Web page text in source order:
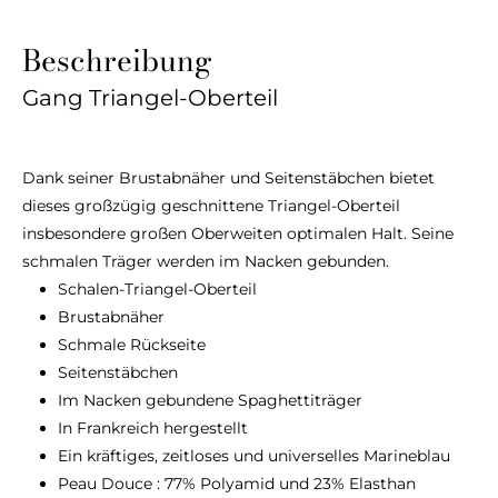
Beschreibung
Gang Triangel-Oberteil
Dank seiner Brustabnäher und Seitenstäbchen bietet
dieses großzügig geschnittene Triangel-Oberteil
insbesondere großen Oberweiten optimalen Halt. Seine
schmalen Träger werden im Nacken gebunden.
Schalen-Triangel-Oberteil
Brustabnäher
Schmale Rückseite
Seitenstäbchen
Im Nacken gebundene Spaghettiträger
In Frankreich hergestellt
Ein kräftiges, zeitloses und universelles Marineblau
Peau Douce : 77% Polyamid und 23% Elasthan